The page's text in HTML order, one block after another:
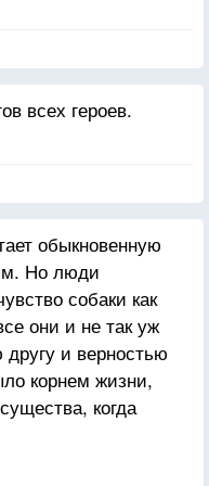
власти.
баланса,
с дерьмом.
всех героев.
обыкновенную
Но люди
собаки как
они и не так уж
и верностью
корнем жизни,
когда
разумеющееся